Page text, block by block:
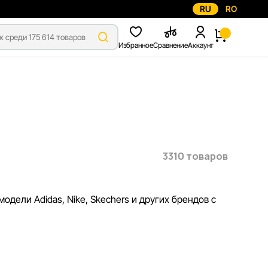
RU RO
ИзбранноеСравнениеАккаунт
3310 товаров
Adidas, Nike, Skechers и других брендов с